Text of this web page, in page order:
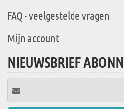
FAQ - veelgestelde vragen
Mijn account
NIEUWSBRIEF